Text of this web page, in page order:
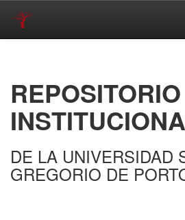
REPOSITORIO
DE LA UNIVERSIDAD
GREGORIO DE